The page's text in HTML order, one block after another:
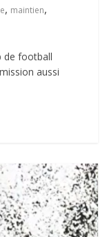
, maintien,
de football
aussi